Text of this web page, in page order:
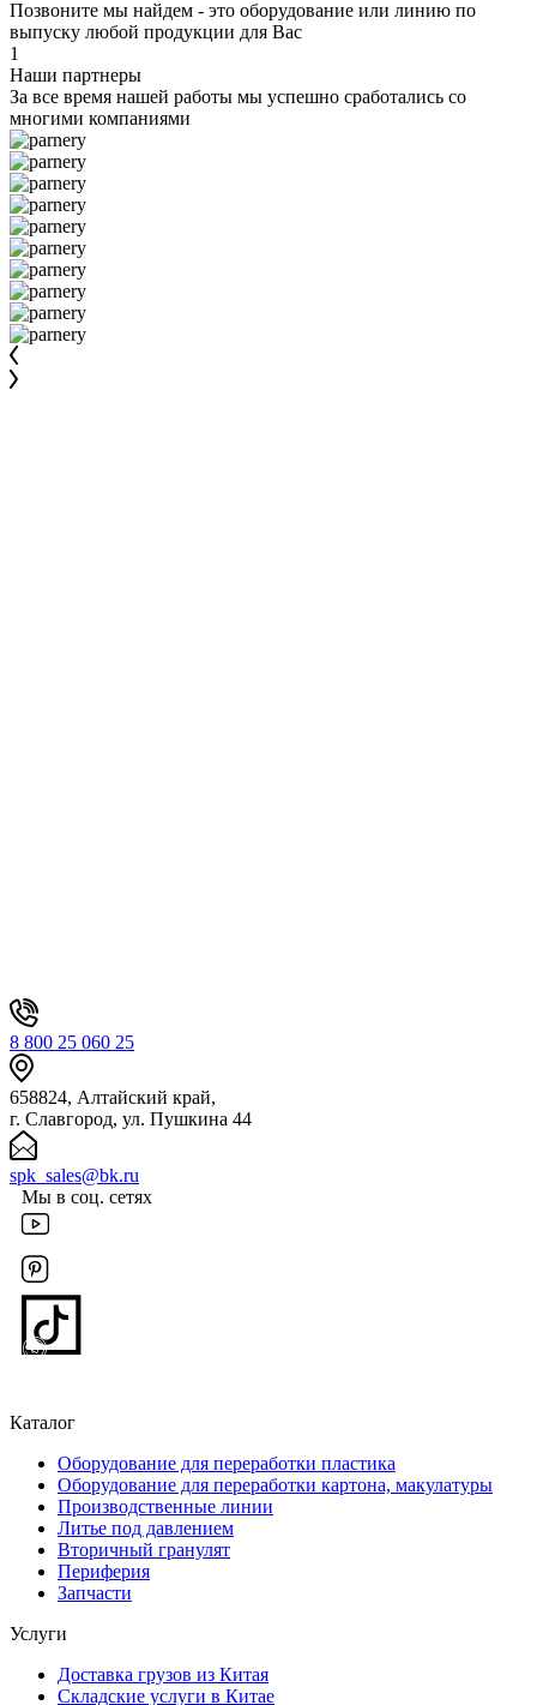
Позвоните мы найдем - это оборудование или линию по
выпуску любой продукции для Вас
1
Наши партнеры
За все время нашей работы мы успешно сработались со
многими компаниями
8 800 25 060 25
658824, Алтайский край,
г. Славгород, ул. Пушкина 44
spk_sales@bk.ru
Мы в соц. сетях
Каталог
Оборудование для переработки пластика
Оборудование для переработки картона, макулатуры
Производственные линии
Литье под давлением
Вторичный гранулят
Периферия
Запчасти
Услуги
Доставка грузов из Китая
Складские услуги в Китае